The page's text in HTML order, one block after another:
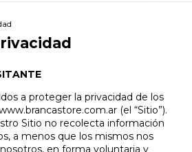
a proteger la privacidad de los
(el “Sitio”).
Sitio no recolecta información
a menos que los mismos nos